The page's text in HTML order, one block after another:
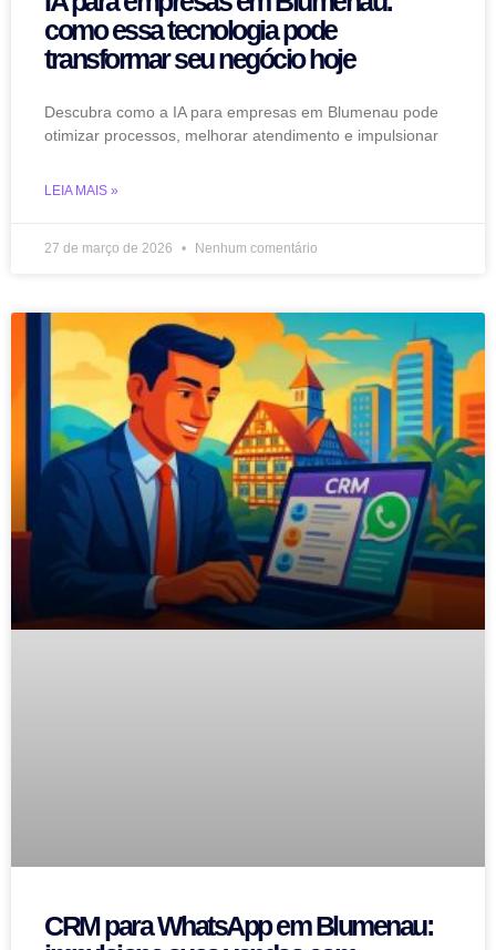
como essa tecnologia pode
transformar seu negócio hoje
Descubra como a IA para empresas em Blumenau pode
otimizar processos, melhorar atendimento e impulsionar
LEIA MAIS »
27 de março de 2026 Nenhum comentário
CRM para WhatsApp em Blumenau: